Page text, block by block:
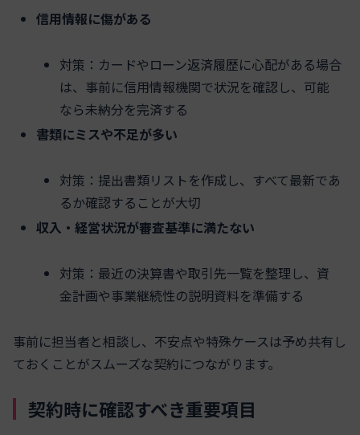
信用情報に傷がある
対策：カードやローン返済履歴に心配がある場合
は、事前に信用情報機関で状況を確認し、可能
なら未納分を完済する
書類にミスや不足が多い
対策：提出書類リストを作成し、すべて最新であ
るか確認することが大切
収入・経営状況が審査基準に満たない
対策：最近の決算書や取引先一覧を整理し、資
金計画や事業継続性の説明資料を準備する
事前に担当者と相談し、不安点や特殊ケースは予め共有し
ておくことがスムーズな契約につながります。
契約時に確認すべき重要項目